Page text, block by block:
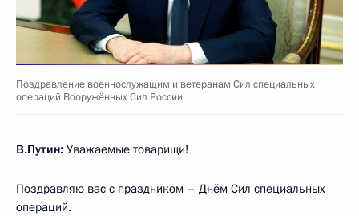
Поздравление военнослужащим и ветеранам Сил специальных
операций Вооружённых Сил России
В.Путин: Уважаемые товарищи!
Поздравляю вас с праздником – Днём Сил специальных
операций.